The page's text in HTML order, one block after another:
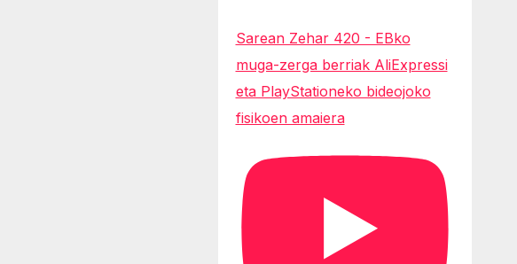
Sarean Zehar 420 - EBko
muga-zerga berriak AliExpressi
eta PlayStationeko bideojoko
fisikoen amaiera